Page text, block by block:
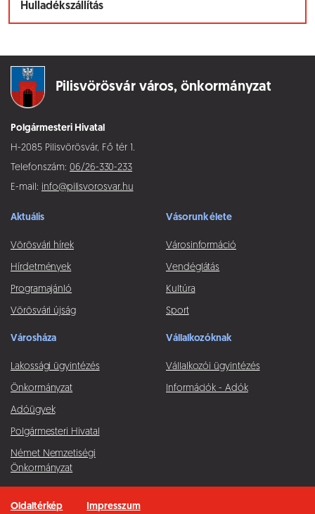
Hulladékszállítás
Pilisvörösvár város, önkormányzat
Polgármesteri Hivatal
H-2085 Pilisvörösvár, Fő tér 1.
Telefonszám: 06/26-330-233
E-mail: info@pilisvorosvar.hu
Aktuális
Vörösvári hírek
Hírdetmények
Programajánló
Vörösvári újság
Vásorunk élete
Városinformáció
Vendéglátás
Kultúra
Sport
Városháza
Lakossági ügyintézés
Önkormányzat
Adóügyek
Polgármesteri Hivatal
Német Nemzetiségi
Önkormányzat
Vállalkozóknak
Vállalkozói ügyintézés
Információk - Adók
Oldaltérkép Impresszum